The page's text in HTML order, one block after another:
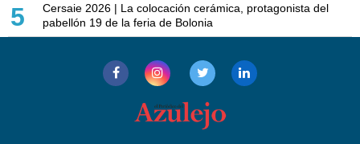
5
Cersaie 2026 | La colocación cerámica, protagonista del
pabellón 19 de la feria de Bolonia